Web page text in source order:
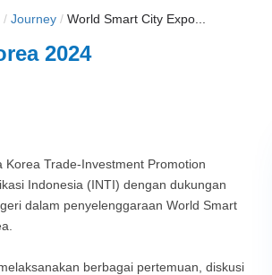
/ Journey / World Smart City Expo...
2024
Korea Trade-Investment Promotion
Indonesia (INTI) dengan dukungan
dalam penyelenggaraan World Smart
berbagai pertemuan, diskusi